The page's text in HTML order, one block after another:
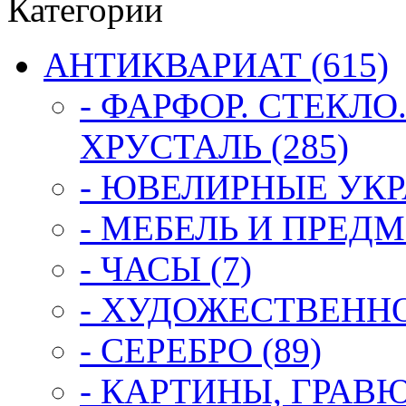
Категории
АНТИКВАРИАТ (615)
- ФАРФОР.
ХРУСТАЛЬ (285)
- ЮВЕЛИРНЫЕ
- МЕБЕЛЬ И
- ЧАСЫ (7)
-
- СЕРЕБРО (89)
- КАРТИНЫ,